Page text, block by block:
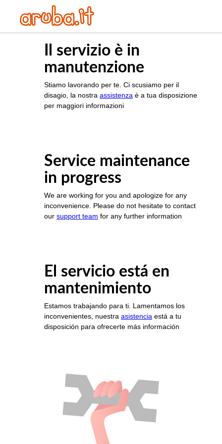
Il servizio è in
manutenzione
Stiamo lavorando per te. Ci scusiamo per il
disagio, la nostra assistenza è a tua disposizione
per maggiori informazioni
Service maintenance
in progress
We are working for you and apologize for any
inconvenience. Please do not hesitate to contact
our support team for any further information
El servicio está en
mantenimiento
Estamos trabajando para ti. Lamentamos los
inconvenientes, nuestra asistencia está a tu
disposición para ofrecerte más información